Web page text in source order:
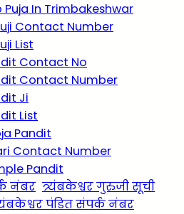
Puja In Trimbakeshwar
Contact Number
List
Contact No
Contact Number
Ji
List
Pandit
Contact Number
Pandit
नंबर त्र्यंबकेश्वर गुरुजी सूची
पंडित संपर्क नंबर